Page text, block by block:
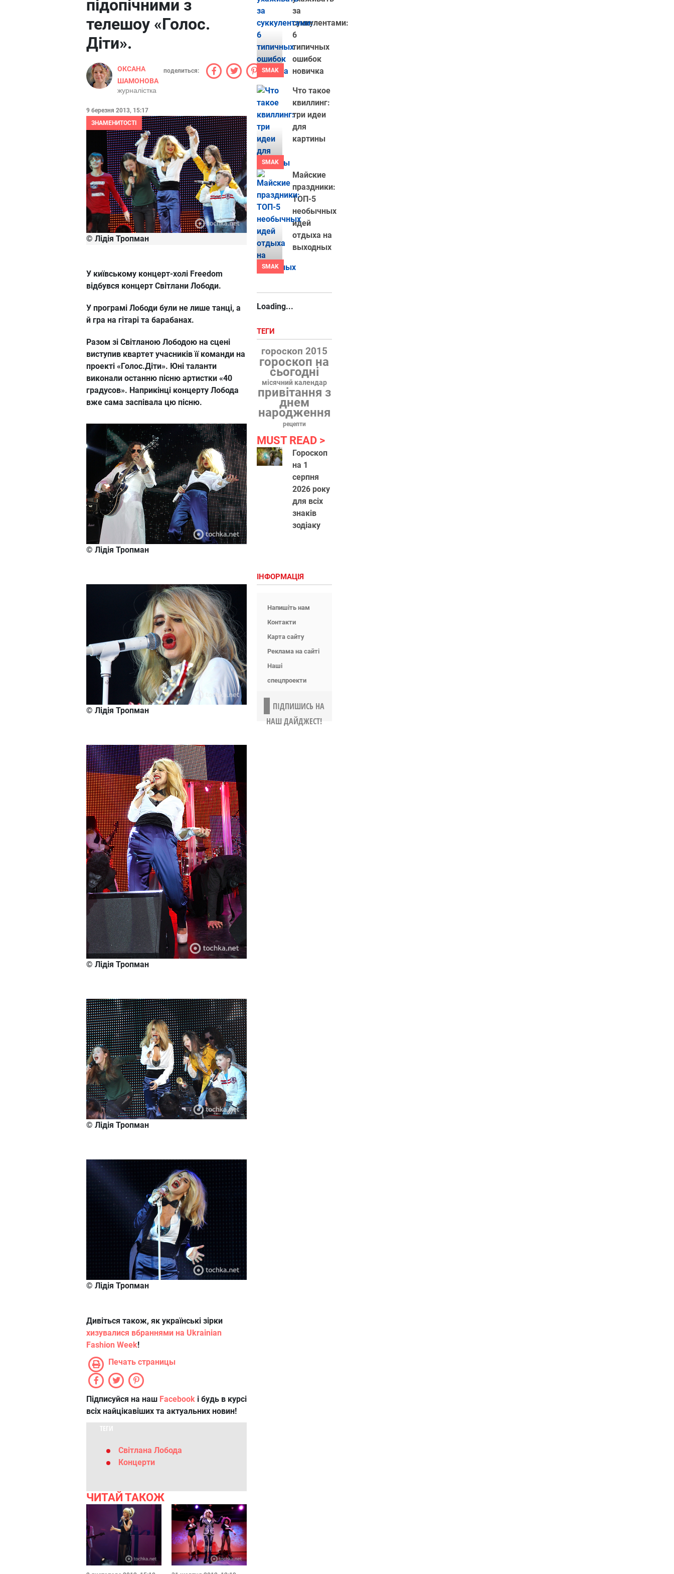
підопічними з
телешоу «Голос.
Діти».
ОКСАНА
ШАМОНОВА
журналістка
поделиться:
9 березня 2013, 15:17
ЗНАМЕНИТОСТІ
© Лідія Тропман
У київському концерт-холі Freedom
відбувся концерт Світлани Лободи.
У програмі Лободи були не лише танці, а
й гра на гітарі та барабанах.
Разом зі Світланою Лободою на сцені
виступив квартет учасників її команди на
проекті «Голос.Діти». Юні таланти
виконали останню пісню артистки «40
градусов». Наприкінці концерту Лобода
вже сама заспівала цю пісню.
© Лідія Тропман
© Лідія Тропман
© Лідія Тропман
© Лідія Тропман
© Лідія Тропман
Дивіться також, як українські зірки
хизувалися вбраннями на Ukrainian
Fashion Week!
Печать страницы
Підписуйся на наш Facebook і будь в курсі
всіх найцікавіших та актуальних новин!
ТЕГИ
Світлана Лобода
Концерти
ЧИТАЙ ТАКОЖ
SMAK
за
суккулентами:
6
типичных
ошибок
новичка
SMAK
Что такое
квиллинг:
три идеи
для
картины
SMAK
Майские
праздники:
ТОП-5
необычных
идей
отдыха на
выходных
Loading...
ТЕГИ
гороскоп 2015
гороскоп на
сьогодні
місячний календар
привітання з
днем
народження
рецепти
MUST READ
Гороскоп
на 1
серпня
2026 року
для всіх
знаків
зодіаку
ІНФОРМАЦІЯ
Напишіть нам
Контакти
Карта сайту
Реклама на сайті
Наші
спецпроекти
ПІДПИШИСЬ НА
НАШ ДАЙДЖЕСТ!